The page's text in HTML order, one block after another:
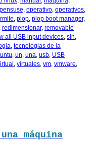
, operativo, operativos,
, plop, plop boot manager,
redimensionar, removable
all USB input devices, sin,
, tecnologias de la
, un, una, usb, USB
, virtuales, vm, vmware,
máquina